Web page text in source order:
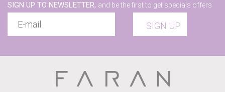
SIGN UP TO NEWSLETTER, and be the first to get specials offers
SIGN UP